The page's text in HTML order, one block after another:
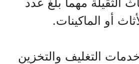
أو الماكينات.
التغليف والتخزين